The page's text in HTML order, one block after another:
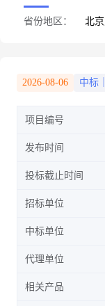
省份地区： 北京
2026-08-06 中标
项目编号
发布时间
投标截止时间
招标单位
中标单位
代理单位
相关产品